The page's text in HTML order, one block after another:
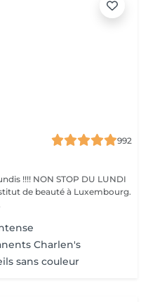
992
!!!! NON STOP DU LUNDI
Charlen's
sans couleur